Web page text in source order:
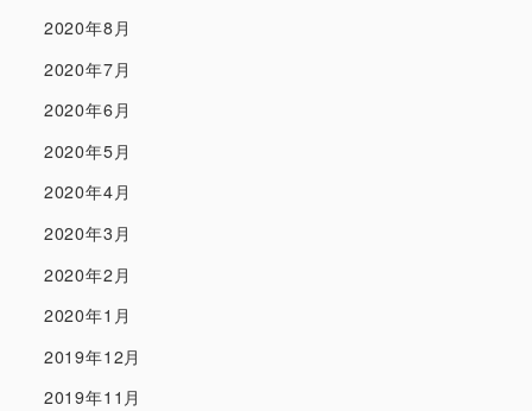
2020年8月
2020年7月
2020年6月
2020年5月
2020年4月
2020年3月
2020年2月
2020年1月
2019年12月
2019年11月